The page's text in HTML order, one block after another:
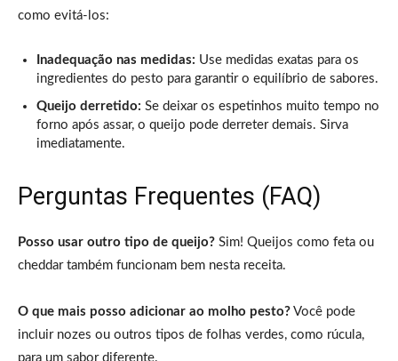
como evitá-los:
Inadequação nas medidas: Use medidas exatas para os
ingredientes do pesto para garantir o equilíbrio de sabores.
Queijo derretido: Se deixar os espetinhos muito tempo no
forno após assar, o queijo pode derreter demais. Sirva
imediatamente.
Perguntas Frequentes (FAQ)
Posso usar outro tipo de queijo? Sim! Queijos como feta ou
cheddar também funcionam bem nesta receita.
O que mais posso adicionar ao molho pesto? Você pode
incluir nozes ou outros tipos de folhas verdes, como rúcula,
para um sabor diferente.